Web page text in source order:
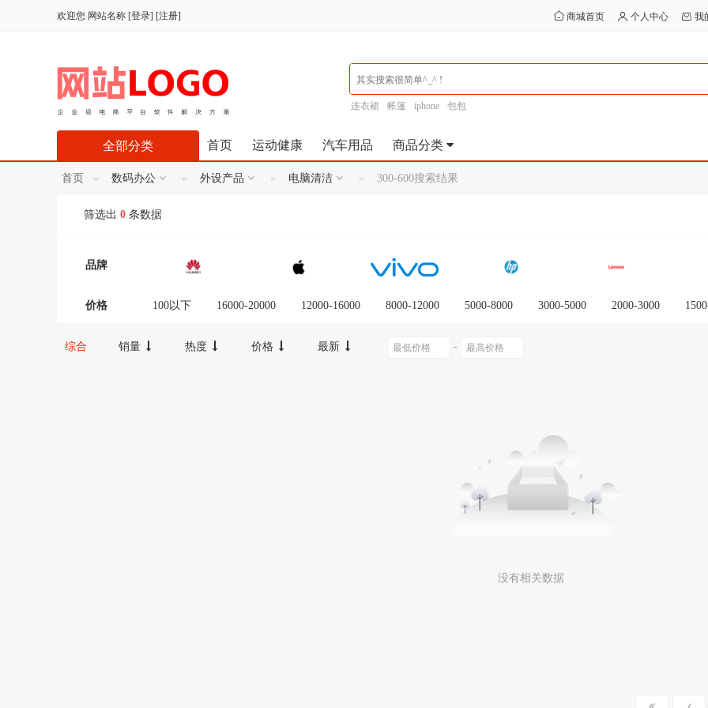
欢迎您 网站名称 [登录] [注册] 商城首页 个人中心 我
连衣裙 帐篷 iphone 包包
首页 运动健康 汽车用品 商品分类
全部分类
首页 数码办公 外设产品 电脑清洁 300-600搜索结果
筛选出 0 条数据
品牌
价格 100以下 16000-20000 12000-16000 8000-12000 5000-8000 3000-5000 2000-3000
综合 销量 热度 价格 最新 -
没有相关数据